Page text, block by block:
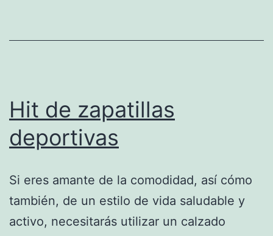
Hit de zapatillas
deportivas
Si eres amante de la comodidad, así cómo
también, de un estilo de vida saludable y
activo, necesitarás utilizar un calzado